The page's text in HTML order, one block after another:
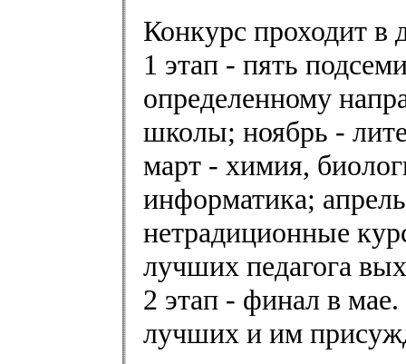
Конкурс проходит в
1 этап - пять
определенному
школы; ноябрь -
март - химия,
информатика;
нетрадиционные
лучших педагога
2 этап - финал в
лучших и им